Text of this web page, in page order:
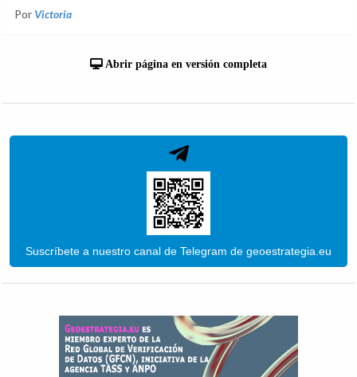
Por Victoria
Abrir página en versión completa
Suscríbete a nuestro canal de Telegram de geoestrategia.eu